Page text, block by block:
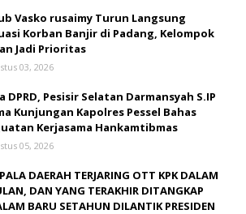
Vasko rusaimy Turun Langsung
Korban Banjir di Padang, Kelompok
Jadi Prioritas
03, 2026
DPRD, Pesisir Selatan Darmansyah S.IP
Kunjungan Kapolres Pessel Bahas
Kerjasama Hankamtibmas
05, 2026
DAERAH TERJARING OTT KPK DALAM
DAN YANG TERAKHIR DITANGKAP
BARU SETAHUN DILANTIK PRESIDEN